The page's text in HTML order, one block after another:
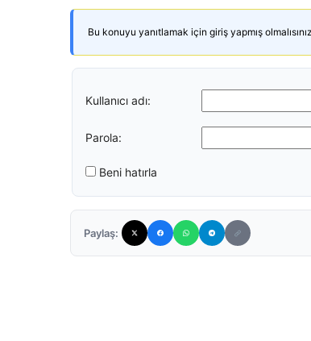
Bu konuyu yanıtlamak için giriş yapmış
Kullanıcı adı:
Parola:
Beni hatırla
Paylaş: